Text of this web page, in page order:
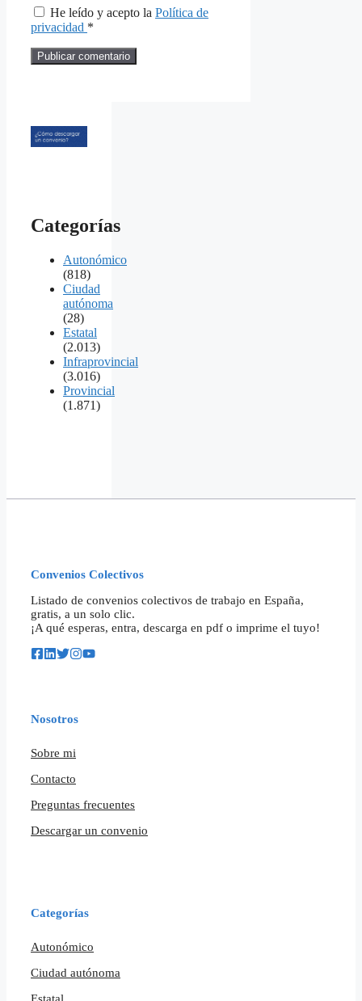
He leído y acepto la Política de
privacidad *
Categorías
Autonómico
(818)
Ciudad
autónoma
(28)
Estatal
(2.013)
Infraprovincial
(3.016)
Provincial
(1.871)
Convenios Colectivos
Listado de convenios colectivos de trabajo en España,
gratis, a un solo clic.
¡A qué esperas, entra, descarga en pdf o imprime el tuyo!
Nosotros
Sobre mi
Contacto
Preguntas frecuentes
Descargar un convenio
Categorías
Autonómico
Ciudad autónoma